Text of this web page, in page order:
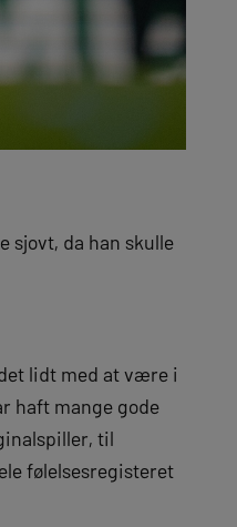
sjovt, da han skulle
lidt med at være i
haft mange gode
til
følelsesregisteret